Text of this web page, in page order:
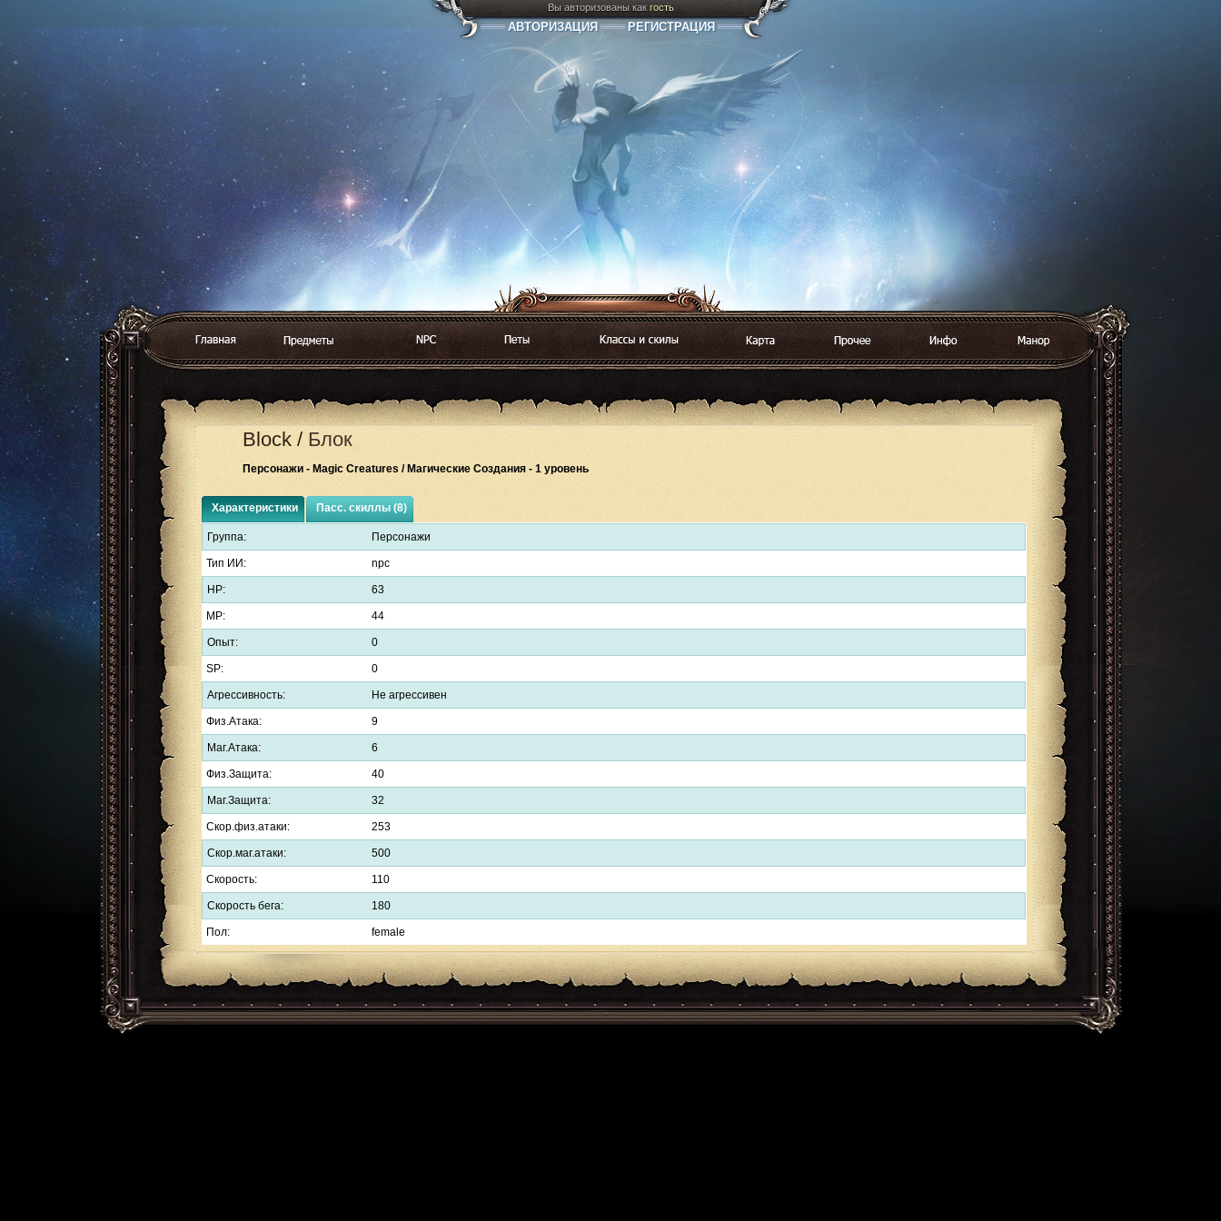
Вы авторизованы как гость
АВТОРИЗАЦИЯ РЕГИСТРАЦИЯ
Block/ Блок
Персонажи - Magic Creatures / Магические Создания - 1 уровень
Характеристики Пасс. скиллы (8)
Группа: Персонажи
Тип ИИ: npc
HP: 63
MP: 44
Опыт: 0
SP: 0
Агрессивность: Не агрессивен
Физ.Атака: 9
Маг.Атака: 6
Физ.Защита: 40
Маг.Защита: 32
Скор.физ.атаки: 253
Скор.маг.атаки: 500
Скорость: 110
Скорость бега: 180
Пол: female